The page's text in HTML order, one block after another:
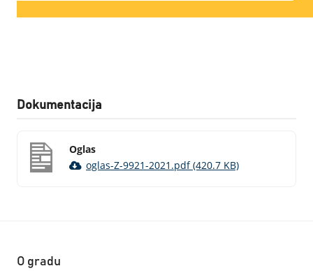
Dokumentacija
Oglas
oglas-Z-9921-2021.pdf (420.7 KB)
O gradu